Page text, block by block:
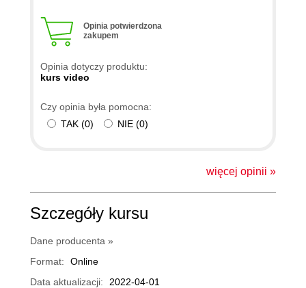
Opinia potwierdzona
zakupem
Opinia dotyczy produktu:
kurs video
Czy opinia była pomocna:
TAK (0) NIE (0)
więcej opinii »
Szczegóły kursu
Dane producenta »
Format:
Online
Data aktualizacji:
2022-04-01